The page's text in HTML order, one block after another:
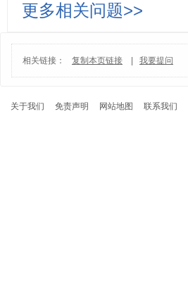
更多相关问题>>
相关链接： 复制本页链接 我要提问
关于我们 免责声明 网站地图 联系我们